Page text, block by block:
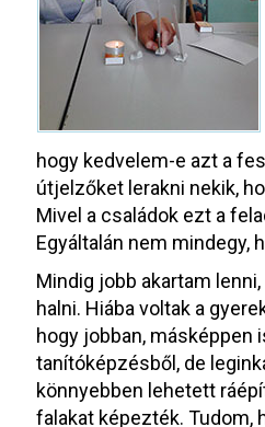
hogy kedvelem-e azt a
útjelzőket lerakni nekik,
Mivel a családok ezt a
Egyáltalán nem mindegy,
Mindig jobb akartam
halni. Hiába voltak a
hogy jobban, másképpen
tanítóképzésből, de
könnyebben lehetett
falakat képezték. Tudom,